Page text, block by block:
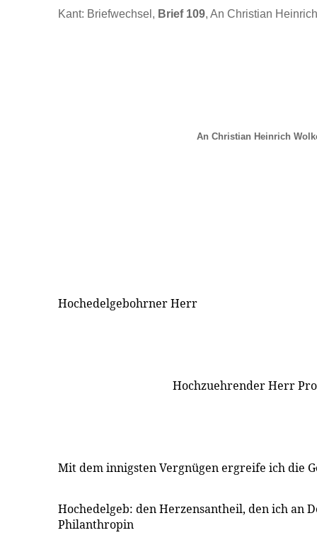
Kant: Briefwechsel, Brief 109, An Christian
An Christian Heinrich
Hochedelgebohrner Herr
Hochzuehrender Herr
Mit dem innigsten Vergnügen ergreife ich die
Hochedelgeb: den Herzensantheil, den ich an
Philanthropin